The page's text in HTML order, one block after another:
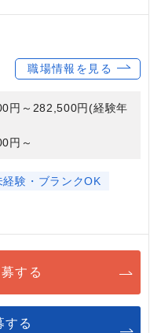
職場情報を見る
円～282,500円(経験年
円～
経験・ブランクOK
する
する